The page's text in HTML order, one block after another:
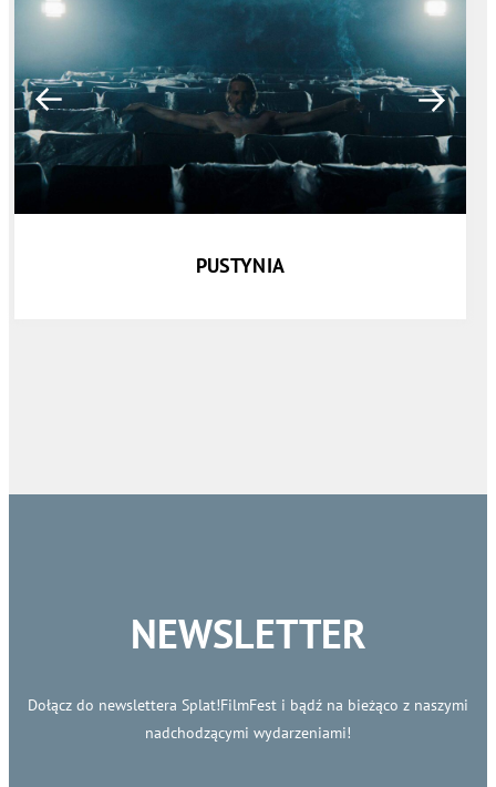
PUSTYNIA
NEWSLETTER
Dołącz do newslettera Splat!FilmFest i bądź na bieżąco z naszymi
nadchodzącymi wydarzeniami!